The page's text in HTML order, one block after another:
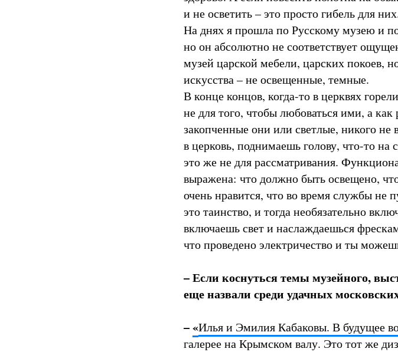
и не осветить – это просто гибель для
На днях я прошла по Русскому музею и
но он абсолютно не соответствует
музей царской мебели, царских покоев,
искусства – не освещенные, темные.
В конце концов, когда-то в церквях
не для того, чтобы любоваться ими, а
закопченные они или светлые, никого не
в церковь, поднимаешь голову, что-то на
это же не для рассматривания.
выражена: что должно быть освещено,
очень нравится, что во время службы не
это таинство, и тогда необязательно
включаешь свет и наслаждаешься
что проведено электричество и ты
– Если коснуться темы музейного,
еще назвали среди удачных
–«Илья и Эмилия Кабаковы. В будущее
галерее на Крымском валу. Это тот же